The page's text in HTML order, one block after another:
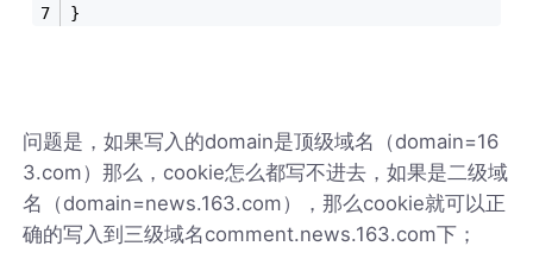
}
问题是，如果写入的domain是顶级域名（domain=16
3.com）那么，cookie怎么都写不进去，如果是二级域
名（domain=news.163.com），那么cookie就可以正
确的写入到三级域名comment.news.163.com下；